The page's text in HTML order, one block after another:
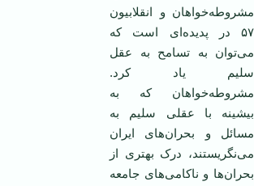
مشروطه‌خواهان و انقلابیون
۵۷ در پدیده‌ای است که
می‌توان به تسامح به عقل
سلیم یاد کرد.
مشروطه‌خواهان که به
بیشینه با عقلی سلیم به
مسائل و بحران‌های ایران
می‌نگریستند، درک بهتری از
بحران‌ها و ناکامی‌های جامعه